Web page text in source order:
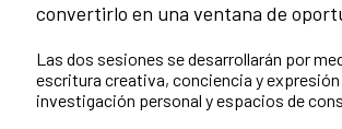
convertirlo en una ventana de
Las dos sesiones se desarrollarán por
escritura creativa, conciencia y
investigación personal y espacios de